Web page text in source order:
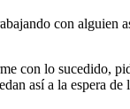
con alguien
con lo sucedido,
así a la espera de